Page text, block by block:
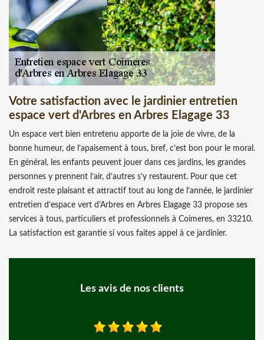
Votre satisfaction avec le jardinier entretien
espace vert d'Arbres en Arbres Elagage 33
Un espace vert bien entretenu apporte de la joie de vivre, de la
bonne humeur, de l’apaisement à tous, bref, c’est bon pour le moral.
En général, les enfants peuvent jouer dans ces jardins, les grandes
personnes y prennent l’air, d’autres s’y restaurent. Pour que cet
endroit reste plaisant et attractif tout au long de l’année, le jardinier
entretien d’espace vert d'Arbres en Arbres Elagage 33 propose ses
services à tous, particuliers et professionnels à Coimeres, en 33210.
La satisfaction est garantie si vous faites appel à ce jardinier.
Les avis de nos clients